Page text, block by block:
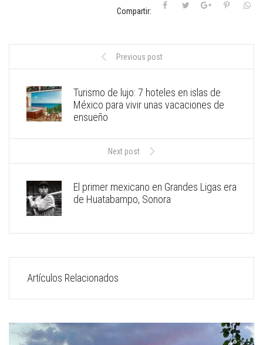
Compartir:
Previous post
Turismo de lujo: 7 hoteles en islas de
México para vivir unas vacaciones de
ensueño
Next post
El primer mexicano en Grandes Ligas era
de Huatabampo, Sonora
Artículos Relacionados